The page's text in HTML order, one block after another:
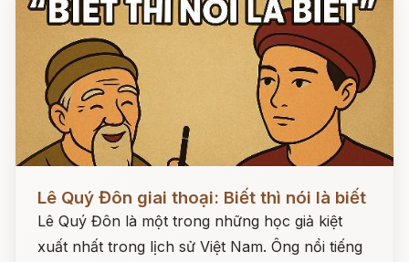
Lê Quý Đôn giai thoại: Biết thì nói là biết
Lê Quý Đôn là một trong những học giả kiệt
xuất nhất trong lịch sử Việt Nam. Ông nổi tiếng